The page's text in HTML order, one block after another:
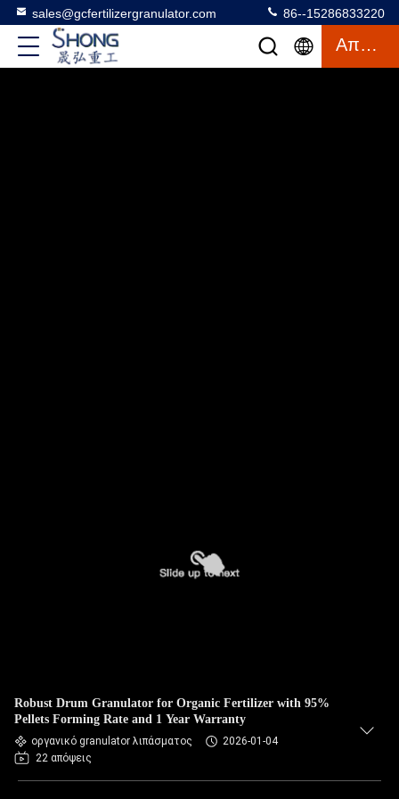
sales@gcfertilizergranulator.com 86--15286833220
Απόσπασμα
Robust Drum Granulator for Organic Fertilizer with 95%
Pellets Forming Rate and 1 Year Warranty
οργανικό granulator λιπάσματος
2026-01-04
22 απόψεις